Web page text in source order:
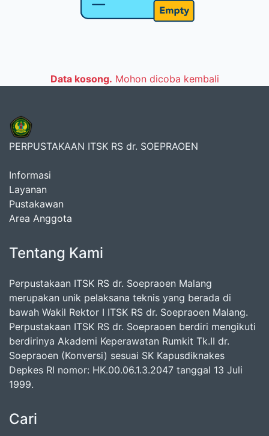
Data kosong. Mohon dicoba kembali
PERPUSTAKAAN ITSK RS dr. SOEPRAOEN
Informasi
Layanan
Pustakawan
Area Anggota
Tentang Kami
Perpustakaan ITSK RS dr. Soepraoen Malang
merupakan unik pelaksana teknis yang berada di
bawah Wakil Rektor I ITSK RS dr. Soepraoen Malang.
Perpustakaan ITSK RS dr. Soepraoen berdiri mengikuti
berdirinya Akademi Keperawatan Rumkit Tk.II dr.
Soepraoen (Konversi) sesuai SK Kapusdiknakes
Depkes RI nomor: HK.00.06.1.3.2047 tanggal 13 Juli
1999.
Cari